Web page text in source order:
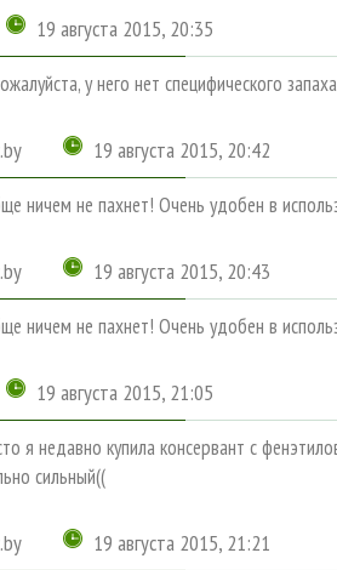
19 августа 2015, 20:35
у него нет специфического
19 августа 2015, 20:42
ничем не пахнет! Очень удобен в
19 августа 2015, 20:43
ничем не пахнет! Очень удобен в
19 августа 2015, 21:05
я недавно купила консервант с
сильный((
19 августа 2015, 21:21